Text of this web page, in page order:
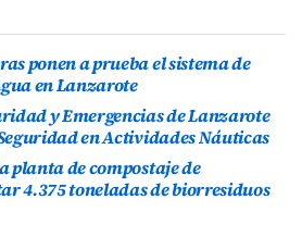
ponen a prueba el sistema de
en Lanzarote
y Emergencias de Lanzarote
en Actividades Náuticas
planta de compostaje de
4.375 toneladas de biorresiduos